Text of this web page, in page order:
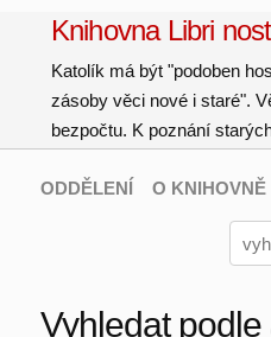
Knihovna Libri
Katolík má být "podoben
zásoby věci nové i staré".
bezpočtu. K poznání
ODDĚLENÍ O KNIHOVNĚ
Vyhledat